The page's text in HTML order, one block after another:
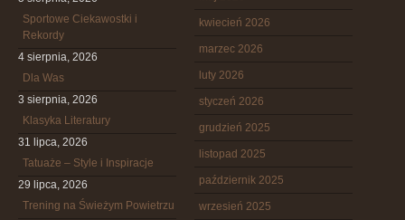
Sportowe Ciekawostki i
Rekordy
4 sierpnia, 2026
Dla Was
3 sierpnia, 2026
Klasyka Literatury
31 lipca, 2026
Tatuaże – Style i Inspiracje
29 lipca, 2026
Trening na Świeżym Powietrzu
kwiecień 2026
marzec 2026
luty 2026
styczeń 2026
grudzień 2025
listopad 2025
październik 2025
wrzesień 2025